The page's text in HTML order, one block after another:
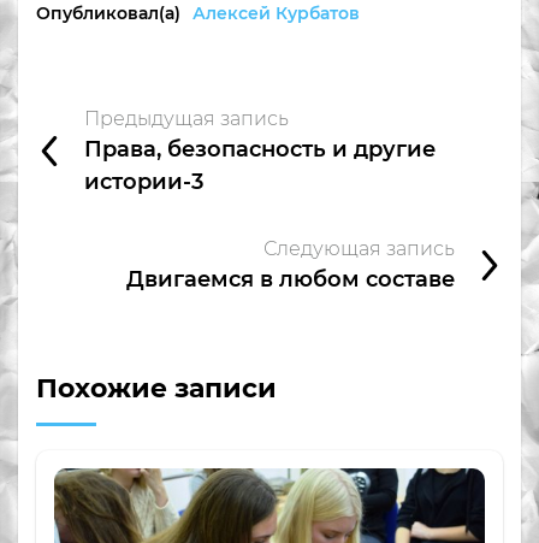
Опубликовал(а) Алексей Курбатов
Предыдущая запись
Права, безопасность и другие
истории-3
Следующая запись
Двигаемся в любом составе
Похожие записи